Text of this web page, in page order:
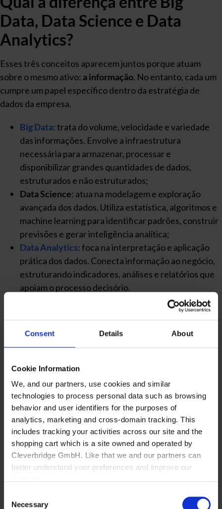
Consent Details About
Cookie Information
We, and our partners, use cookies and similar
technologies to process personal data such as browsing
behavior and user identifiers for the purposes of
analytics, marketing and cross-domain tracking. This
includes tracking your activities across our site and the
shopping cart which is a site owned and operated by
Cleverbridge GmbH. Like that we and our partners can
better understand your preferences and improve our
Also, the operator of the shopping cart, Cleverbridge
Selection
Necessary
Data, Data Science e Data
Analytics?
Esses três conceitos aparecem juntos porque atuam
sobre o mesmo ativo: a informação. No entanto, cada um
cumpre um papel específico dentro da estratégia de
dados da empresa.
Big Data: trata do volume, velocidade e variedade
das informações. Envolve a infraestrutura
necessária para armazenar, processar e
disponibilizar grandes quantidades de dados,
estruturados e não estruturados;
Data Science: atua na modelagem e exploração
avançada dos dados. Utiliza estatística, algoritmos e
machine learning para identificar padrões, construir
previsões e gerar inteligência analítica;
Data Analytics: foca na interpretação e aplicação
prática dos dados. Conecta informação ao negócio,
estruturando indicadores, análises e relatórios que
apoiam o processo decisório.
Science
Analytics
tura e
análise
avançada
no
negócio
Objetivo
Armazena
r e
processar
grandes
volumes
Identifica
r padrões
e prever
cenários
Gerar
insights e
apoiar
gestão